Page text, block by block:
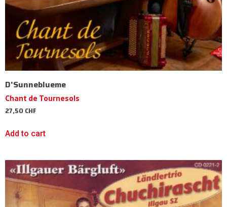
D'Sunneblueme
Chant de Tournesols
27,50CHF
Add to cart